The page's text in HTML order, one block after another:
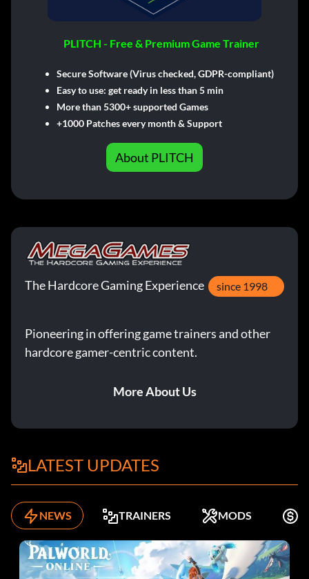
PLITCH - Free & Premium Game Trainer
Secure Software (Virus checked, GDPR-compliant)
Easy to use: get ready in less than 5 min
More than 5300+ supported Games
+1000 Patches every month & Support
About PLITCH
The Hardcore Gaming Experience since 1998
Pioneering in offering game trainers and other
hardcore gamer-centric content.
More About Us
LATEST UPDATES
NEWS TRAINERS MODS